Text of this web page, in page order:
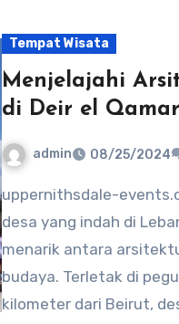
Tempat Wisata
Menjelajahi
di Deir el Qamar
admin 08/25/2024
uppernithsdale-events.org – Deir el Qamar, sebuah
desa yang indah di
menarik antara
budaya. Terletak di
kilometer dari Beirut,